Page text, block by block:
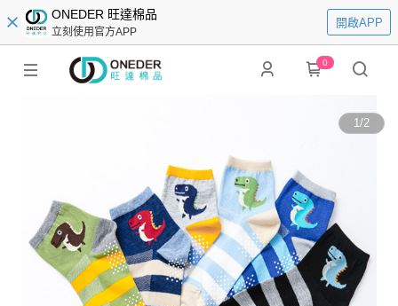
ONEDER 旺達棉品
立刻使用官方APP
開啟APP
0
1/2